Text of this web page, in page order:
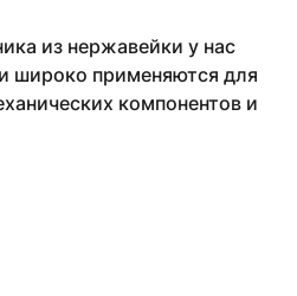
из нержавейки у нас
широко применяются для
компонентов и